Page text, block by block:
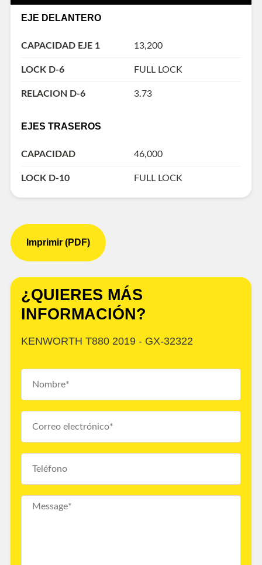
EJE DELANTERO
CAPACIDAD EJE 1 13,200
LOCK D-6 FULL LOCK
RELACION D-6 3.73
EJES TRASEROS
CAPACIDAD 46,000
LOCK D-10 FULL LOCK
Imprimir (PDF)
¿QUIERES MÁS
INFORMACIÓN?
KENWORTH T880 2019 - GX-32322